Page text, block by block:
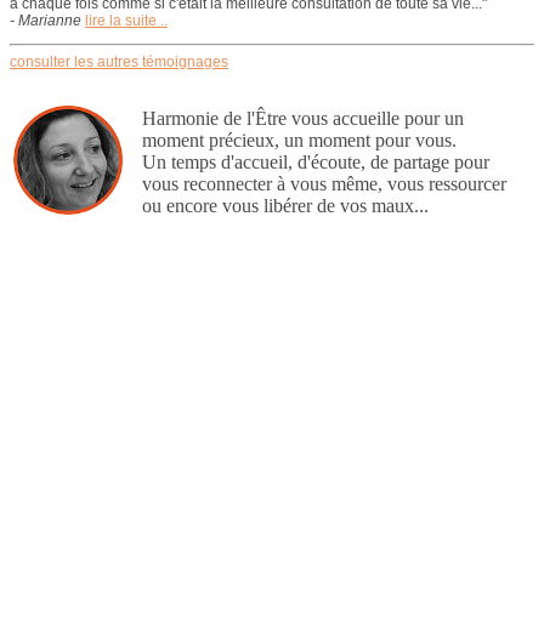
à chaque fois comme si c'était la meilleure consultation de toute sa vie..."
- Marianne lire la suite ..
consulter les autres témoignages
Harmonie de l'Être vous accueille pour un
moment précieux, un moment pour vous.
Un temps d'accueil, d'écoute, de partage pour
vous reconnecter à vous même, vous ressourcer
ou encore vous libérer de vos maux...